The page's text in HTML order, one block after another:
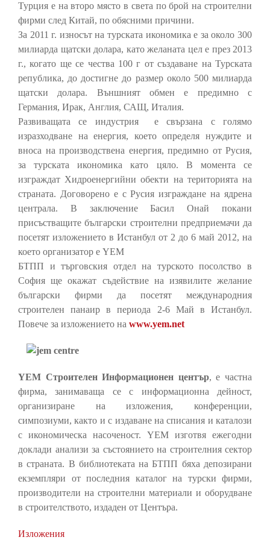
Турция е на второ място в света по брой на строителни
фирми след Китай, по обясними причини.
За 2011 г. износът на турската икономика е за около 300
милиарда щатски долара, като желаната цел е през 2013
г., когато ще се чества 100 г от създаване на Турската
република, до достигне до размер около 500 милиарда
щатски долара. Външният обмен е предимно с
Германия, Ирак, Англия, САЩ, Италия.
Развиващата се индустрия е свързана с голямо
изразходване на енергия, което определя нуждите и
вноса на производствена енергия, предимно от Русия,
за турската икономика като цяло. В момента се
изграждат Хидроенергийни обекти на територията на
страната. Договорено е с Русия изграждане на ядрена
централа. В заключение Басил Онай покани
присъстващите български строителни предприемачи да
посетят изложението в Истанбул от 2 до 6 май 2012, на
което организатор е YEM
БТПП и търговския отдел на турското посолство в
София ще окажат съдействие на изявилите желание
български фирми да посетят международния
строителен панаир в периода 2-6 Май в Истанбул.
Повече за изложението на www.yem.net
YEM Строителен Информационен център, е частна
фирма, занимаваща се с информационна дейност,
организиране на изложения, конференции,
симпозиуми, както и с издаване на списания и каталози
с икономическа насоченост. YEM изготвя ежегодни
доклади анализи за състоянието на строителния сектор
в страната. В библиотеката на БТПП бяха депозирани
екземпляри от последния каталог на турски фирми,
производители на строителни материали и оборудване
в строителството, издаден от Центъра.
Изложения